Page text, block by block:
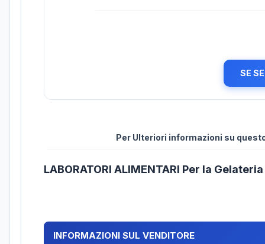
SE
Per Ulteriori informazioni su
LABORATORI ALIMENTARI Per la Gelateria
INFORMAZIONI SUL VENDITORE